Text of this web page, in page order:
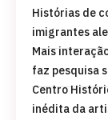
Histórias de
imigrantes
Mais
faz pesquisa
Centro
inédita da